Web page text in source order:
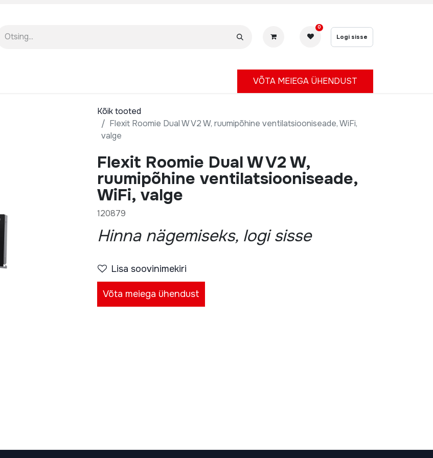
0
Logi sisse
VÕTA MEIEGA ÜHENDUST
Kõik tooted
Flexit Roomie Dual W V2 W, ruumipõhine ventilatsiooniseade, WiFi,
valge
Flexit Roomie Dual W V2 W,
ruumipõhine ventilatsiooniseade,
WiFi, valge
120879
Hinna nägemiseks, logi sisse
Lisa soovinimekiri
Võta meiega ühendust